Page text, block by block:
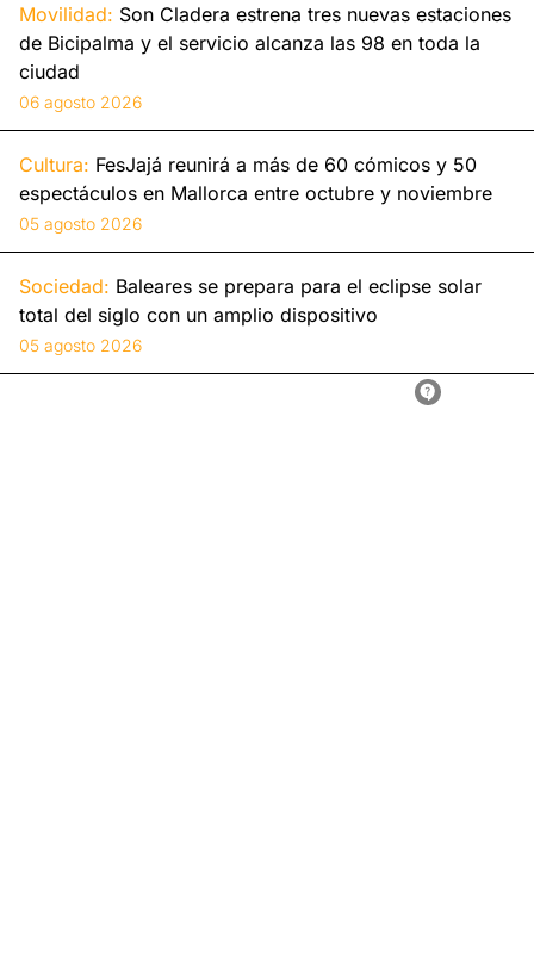
Movilidad: Son Cladera estrena tres nuevas estaciones
de Bicipalma y el servicio alcanza las 98 en toda la
ciudad
06 agosto 2026
Cultura: FesJajá reunirá a más de 60 cómicos y 50
espectáculos en Mallorca entre octubre y noviembre
05 agosto 2026
Sociedad: Baleares se prepara para el eclipse solar
total del siglo con un amplio dispositivo
05 agosto 2026